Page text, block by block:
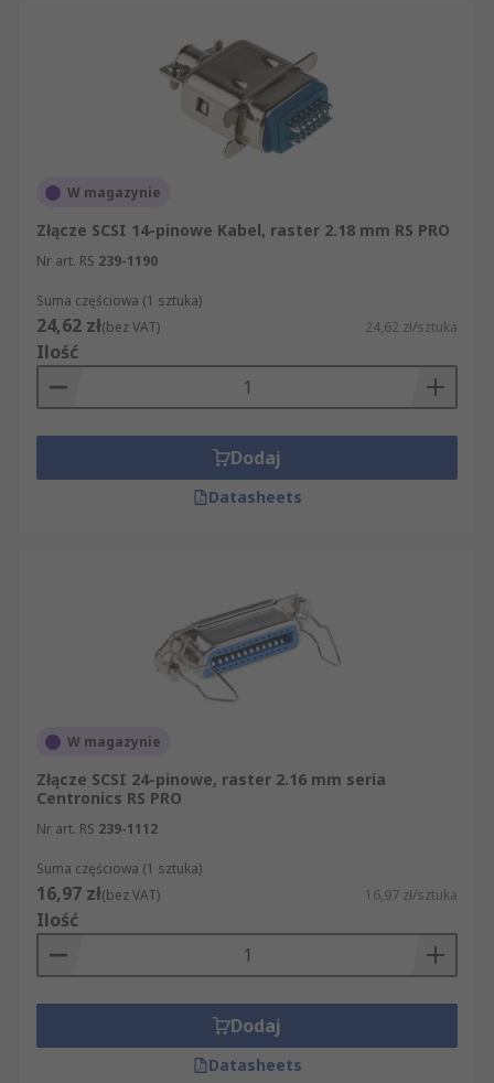
W magazynie
Złącze SCSI 14-pinowe Kabel, raster 2.18 mm RS PRO
Nr art. RS 239-1190
Suma częściowa (1 sztuka)
24,62 zł(bez VAT) 24,62 zł/sztuka
Ilość
Dodaj
Datasheets
W magazynie
Złącze SCSI 24-pinowe, raster 2.16 mm seria
Centronics RS PRO
Nr art. RS 239-1112
Suma częściowa (1 sztuka)
16,97 zł(bez VAT) 16,97 zł/sztuka
Ilość
Dodaj
Datasheets